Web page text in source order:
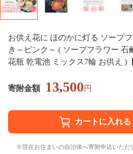
お供え花に ほのかに灯る ソープ
き～ピンク～ ( ソープフラワー 石
花瓶 乾電池 ミックス7輪 お供え )【
寄附金額 13,500円
現在お住まいの自治体へ寄附申込いた